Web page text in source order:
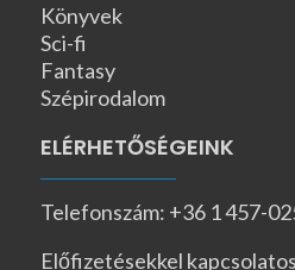
Könyvek
Sci-fi
Fantasy
Szépirodalom
ELÉRHETŐSÉGEINK
Telefonszám: +36 1 457-
Előfizetésekkel